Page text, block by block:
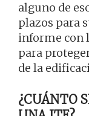
alguno de
plazos para
informe con
para
de la
¿CUÁNTO